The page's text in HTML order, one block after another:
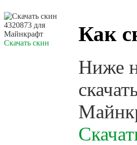
Скачать скин Как
Ниже